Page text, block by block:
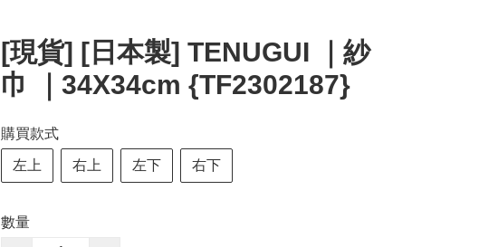
[現貨] [日本製] TENUGUI ｜紗
巾 ｜34X34cm {TF2302187}
購買款式
左上 右上 左下 右下
數量